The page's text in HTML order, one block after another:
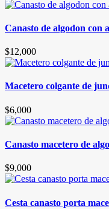
Canasto de algodon con
$12,000
Macetero colgante de
$6,000
Canasto macetero de
$9,000
Cesta canasto porta